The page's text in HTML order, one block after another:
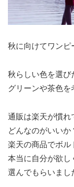
秋に向けてワンピ
秋らしい色を選び
グリーンや茶色を
通販は楽天が慣れ
どんなのがいいか
楽天の商品でボル
本当に自分が欲し
選んでもらいまし